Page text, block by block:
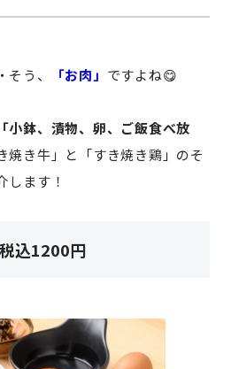
う、 「お肉」 ですよね😋
「小鉢、漬物、卵、ご飯食べ放
焼き牛」と「すき焼き鶏」のそ
します！
込1200円